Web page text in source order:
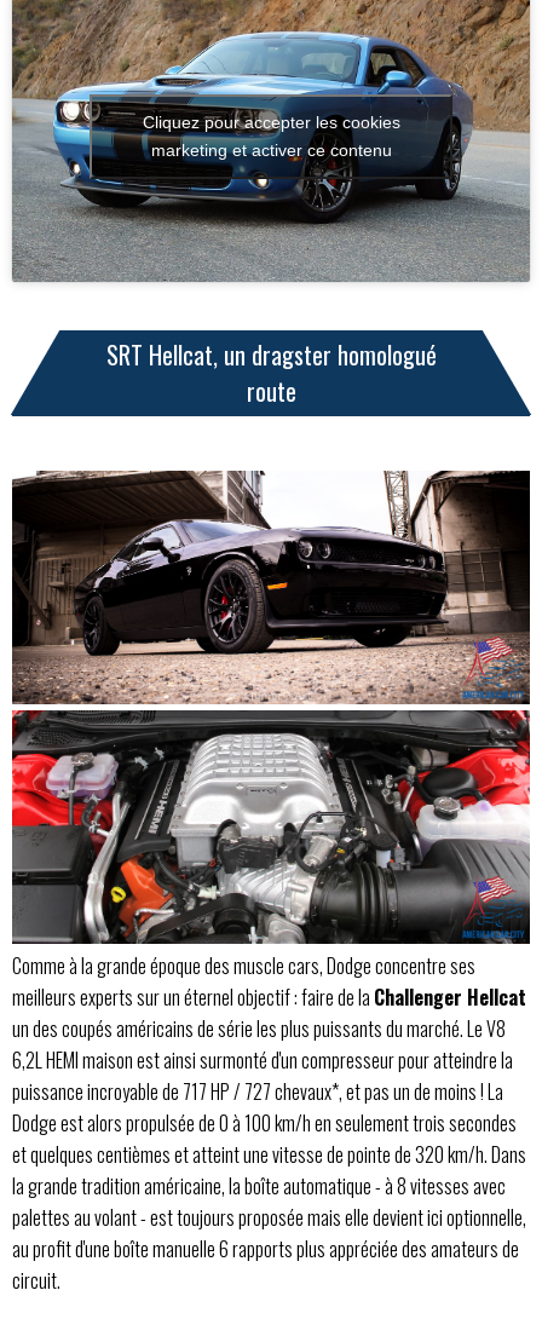
Cliquez pour accepter les cookies
marketing et activer ce contenu
SRT Hellcat, un dragster homologué
route
Comme à la grande époque des muscle cars, Dodge concentre ses
meilleurs experts sur un éternel objectif : faire de la Challenger Hellcat
un des coupés américains de série les plus puissants du marché. Le V8
6,2L HEMI maison est ainsi surmonté d'un compresseur pour atteindre la
puissance incroyable de 717 HP / 727 chevaux*, et pas un de moins ! La
Dodge est alors propulsée de 0 à 100 km/h en seulement trois secondes
et quelques centièmes et atteint une vitesse de pointe de 320 km/h. Dans
la grande tradition américaine, la boîte automatique - à 8 vitesses avec
palettes au volant - est toujours proposée mais elle devient ici optionnelle,
au profit d'une boîte manuelle 6 rapports plus appréciée des amateurs de
circuit.